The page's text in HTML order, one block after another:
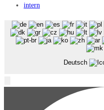
intern
Deutsch